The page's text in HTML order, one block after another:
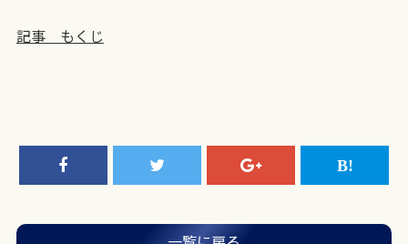
記事 もくじ